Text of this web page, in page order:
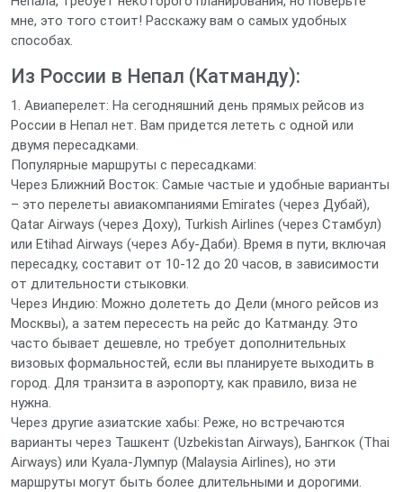
мне, это того стоит! Расскажу вам о самых удобных
способах.
Из России в Непал (Катманду):
1. Авиаперелет: На сегодняшний день прямых рейсов из
России в Непал нет. Вам придется лететь с одной или
двумя пересадками.
Популярные маршруты с пересадками:
Через Ближний Восток: Самые частые и удобные варианты
– это перелеты авиакомпаниями Emirates (через Дубай),
Qatar Airways (через Доху), Turkish Airlines (через Стамбул)
или Etihad Airways (через Абу-Даби). Время в пути, включая
пересадку, составит от 10-12 до 20 часов, в зависимости
от длительности стыковки.
Через Индию: Можно долететь до Дели (много рейсов из
Москвы), а затем пересесть на рейс до Катманду. Это
часто бывает дешевле, но требует дополнительных
визовых формальностей, если вы планируете выходить в
город. Для транзита в аэропорту, как правило, виза не
нужна.
Через другие азиатские хабы: Реже, но встречаются
варианты через Ташкент (Uzbekistan Airways), Бангкок (Thai
Airways) или Куала-Лумпур (Malaysia Airlines), но эти
маршруты могут быть более длительными и дорогими.